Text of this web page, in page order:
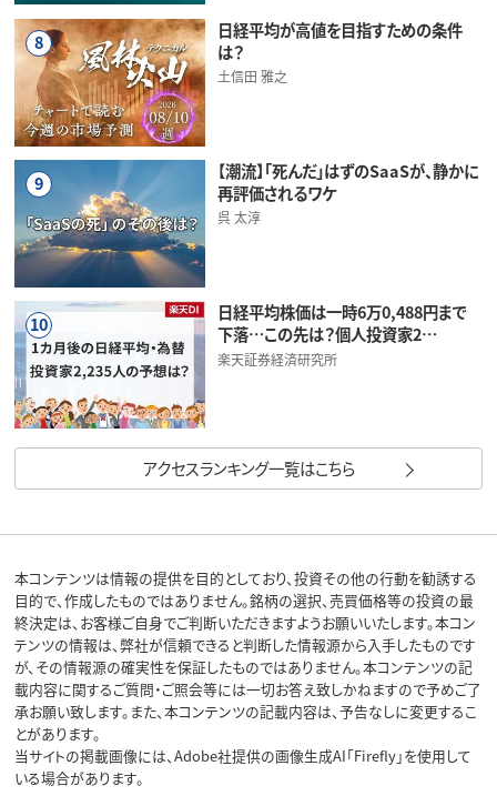
8
日経平均が高値を目指すための条件
は？
土信田 雅之
9
【潮流】「死んだ」はずのSaaSが、静かに
再評価されるワケ
呉 太淳
10
日経平均株価は一時6万0,488円まで
下落…この先は？個人投資家2…
楽天証券経済研究所
アクセスランキング一覧はこちら
本コンテンツは情報の提供を目的としており、投資その他の行動を勧誘する
目的で、作成したものではありません。銘柄の選択、売買価格等の投資の最
終決定は、お客様ご自身でご判断いただきますようお願いいたします。本コン
テンツの情報は、弊社が信頼できると判断した情報源から入手したものです
が、その情報源の確実性を保証したものではありません。本コンテンツの記
載内容に関するご質問・ご照会等には一切お答え致しかねますので予めご了
承お願い致します。また、本コンテンツの記載内容は、予告なしに変更するこ
とがあります。
当サイトの掲載画像には、Adobe社提供の画像生成AI「Firefly」を使用して
いる場合があります。